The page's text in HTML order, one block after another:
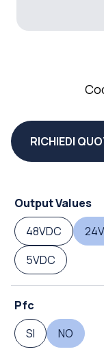
RICHIEDI
Output Values
48VDC
5VDC
Pfc
SI
NO